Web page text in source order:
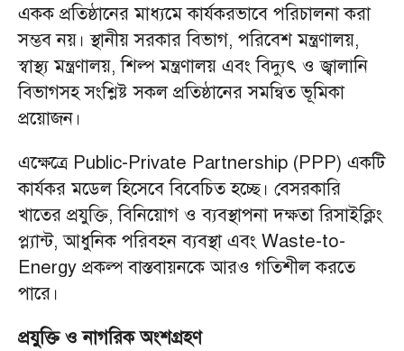
একক প্রতিষ্ঠানের মাধ্যমে কার্যকরভাবে পরিচালনা করা
সম্ভব নয়। স্থানীয় সরকার বিভাগ, পরিবেশ মন্ত্রণালয়,
স্বাস্থ্য মন্ত্রণালয়, শিল্প মন্ত্রণালয় এবং বিদ্যুৎ ও জ্বালানি
বিভাগসহ সংশ্লিষ্ট সকল প্রতিষ্ঠানের সমন্বিত ভূমিকা
প্রয়োজন।
এক্ষেত্রে Public-Private Partnership (PPP) একটি
কার্যকর মডেল হিসেবে বিবেচিত হচ্ছে। বেসরকারি
খাতের প্রযুক্তি, বিনিয়োগ ও ব্যবস্থাপনা দক্ষতা রিসাইক্লিং
প্ল্যান্ট, আধুনিক পরিবহন ব্যবস্থা এবং Waste-to-
Energy প্রকল্প বাস্তবায়নকে আরও গতিশীল করতে
পারে।
প্রযুক্তি ও নাগরিক অংশগ্রহণ